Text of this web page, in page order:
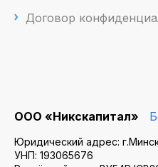
Договор
ООО «Никскапитал»
Юридический адрес:
УНП: 193065676